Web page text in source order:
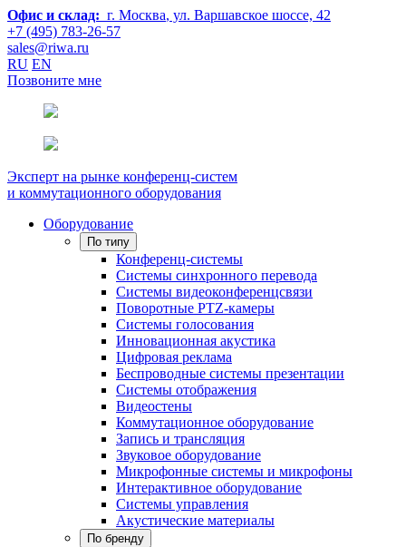
Офис и склад: г. Москва, ул. Варшавское шоссе, 42
+7 (495) 783-26-57
sales@riwa.ru
RU EN
Позвоните мне
Эксперт на рынке конференц-систем
и коммутационного оборудования
Оборудование
По типу
Конференц-системы
Системы синхронного перевода
Системы видеоконференцсвязи
Поворотные PTZ-камеры
Системы голосования
Инновационная акустика
Цифровая реклама
Беспроводные системы презентации
Системы отображения
Видеостены
Коммутационное оборудование
Запись и трансляция
Звуковое оборудование
Микрофонные системы и микрофоны
Интерактивное оборудование
Системы управления
Акустические материалы
По бренду